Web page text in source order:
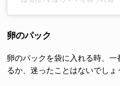
卵のパック
卵のパックを袋に入れる時、
るか、迷ったことはないでしょ